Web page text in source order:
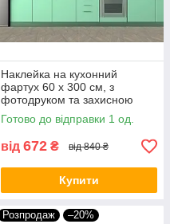
Наклейка на кухонний
фартух 60 х 300 см, з
фотодруком та захисною
ламінацією Барвисті ромб
(БП-s_ab114)
Готово до відправки 1 од.
від 672 ₴ від 840 ₴
Купити
Розпродаж –20%